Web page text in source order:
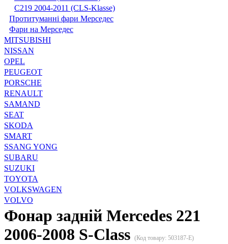
С219 2004-2011 (CLS-Klasse)
Протитуманні фари Мерседес
Фари на Мерседес
MITSUBISHI
NISSAN
OPEL
PEUGEOT
PORSCHE
RENAULT
SAMAND
SEAT
SKODA
SMART
SSANG YONG
SUBARU
SUZUKI
TOYOTA
VOLKSWAGEN
VOLVO
Фонар задній Mercedes 221
2006-2008 S-Class (Код товару: 503187-E)